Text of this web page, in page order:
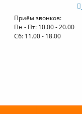
Приём звонков:
Пн - Пт: 10.00 - 20.00
Cб: 11.00 - 18.00